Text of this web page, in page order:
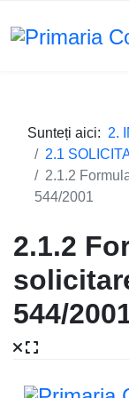
Sunteți aici: 2.
2.1
2.1.2
544/2001
2.1.2
544/